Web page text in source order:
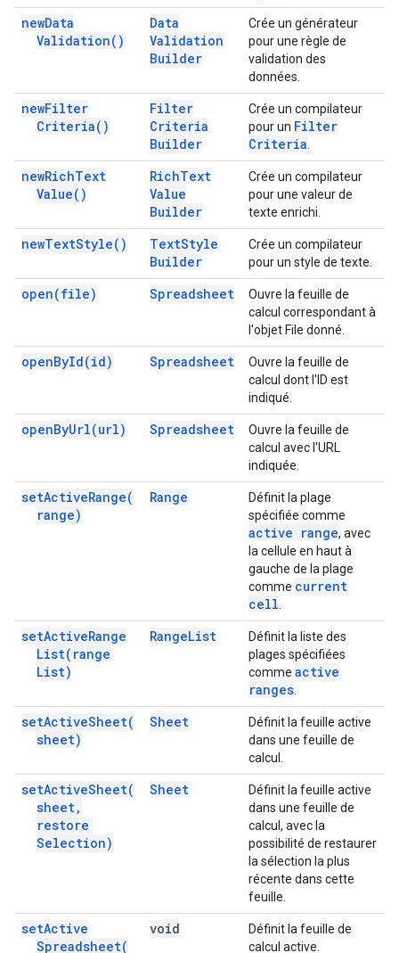
newData
Validation( )
Data
Validation
Builder
Crée un générateur
pour une règle de
validation des
données.
newFilter
Criteria( )
Filter
Criteria
Builder
Crée un compilateur
pour un Filter
Criteria
newRichText
Value( )
RichText
Value
Builder
Crée un compilateur
pour une valeur de
texte enrichi.
newTextStyle( ) TextStyle
Builder
Crée un compilateur
pour un style de texte.
open(file) Spreadsheet
Ouvre la feuille de
calcul correspondant à
l'objet File donné.
openById(id) Spreadsheet
Ouvre la feuille de
calcul dont l'ID est
indiqué.
openByUrl(url) Spreadsheet
Ouvre la feuille de
calcul avec l'URL
indiquée.
setActiveRange(
range)
Range
Définit la plage
spécifiée comme
active range, avec
la cellule en haut à
gauche de la plage
comme current
cell
setActiveRange
List( range
List)
RangeList
Définit la liste des
plages spécifiées
comme active
ranges
setActiveSheet(
sheet)
Sheet
Définit la feuille active
dans une feuille de
calcul.
setActiveSheet(
sheet,
restore
Selection)
Sheet
Définit la feuille active
dans une feuille de
calcul, avec la
possibilité de restaurer
la sélection la plus
récente dans cette
feuille.
setActive
Spreadsheet(
void
Définit la feuille de
calcul active.